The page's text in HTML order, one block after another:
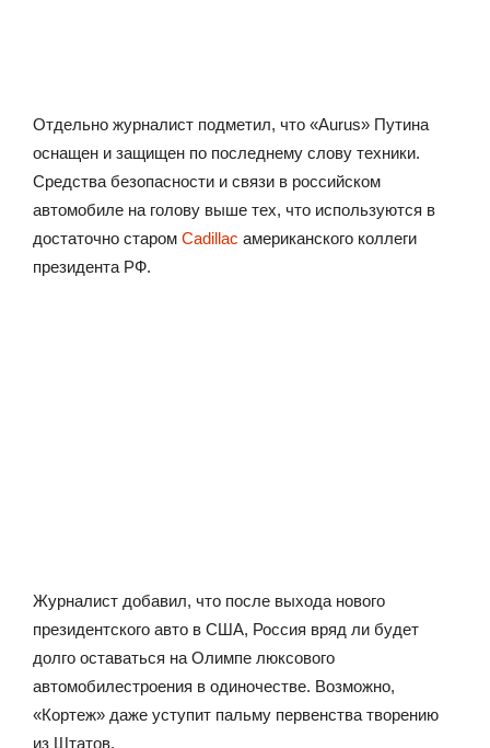
Отдельно журналист подметил, что «Aurus» Путина
оснащен и защищен по последнему слову техники.
Средства безопасности и связи в российском
автомобиле на голову выше тех, что используются в
достаточно старом Cadillac американского коллеги
президента РФ.
Журналист добавил, что после выхода нового
президентского авто в США, Россия вряд ли будет
долго оставаться на Олимпе люксового
автомобилестроения в одиночестве. Возможно,
«Кортеж» даже уступит пальму первенства творению
из Штатов.